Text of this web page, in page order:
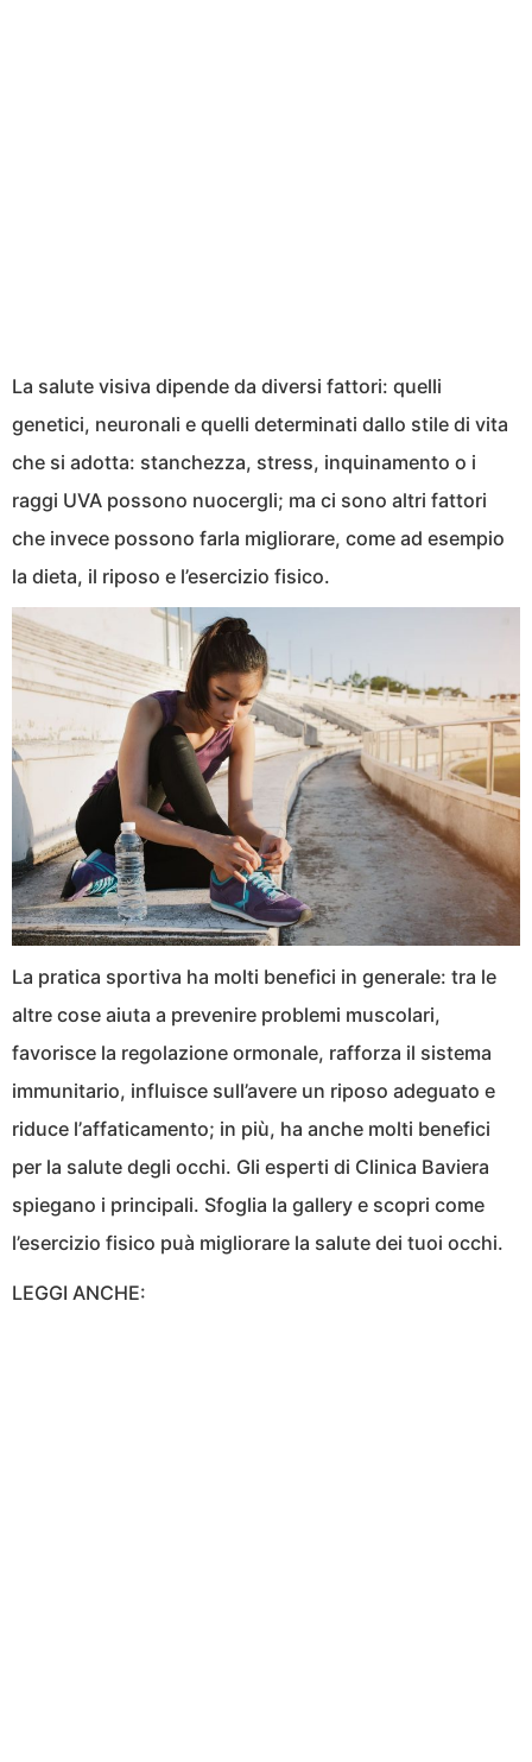
La salute visiva dipende da diversi fattori: quelli
genetici, neuronali e quelli determinati dallo stile di vita
che si adotta: stanchezza, stress, inquinamento o i
raggi UVA possono nuocergli; ma ci sono altri fattori
che invece possono farla migliorare, come ad esempio
la dieta, il riposo e l’esercizio fisico.
La pratica sportiva ha molti benefici in generale: tra le
altre cose aiuta a prevenire problemi muscolari,
favorisce la regolazione ormonale, rafforza il sistema
immunitario, influisce sull’avere un riposo adeguato e
riduce l’affaticamento; in più, ha anche molti benefici
per la salute degli occhi. Gli esperti di Clinica Baviera
spiegano i principali. Sfoglia la gallery e scopri come
l’esercizio fisico puà migliorare la salute dei tuoi occhi.
LEGGI ANCHE: